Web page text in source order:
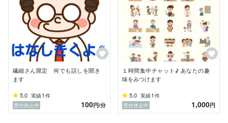
繊細さん限定 何でも話しを聞き
ます
5.0 実績1 件
受付休止中
100円/分
１時間集中チャット♪ あなたの趣
味をみつけます
5.0 実績1 件
受付休止中
1,000円